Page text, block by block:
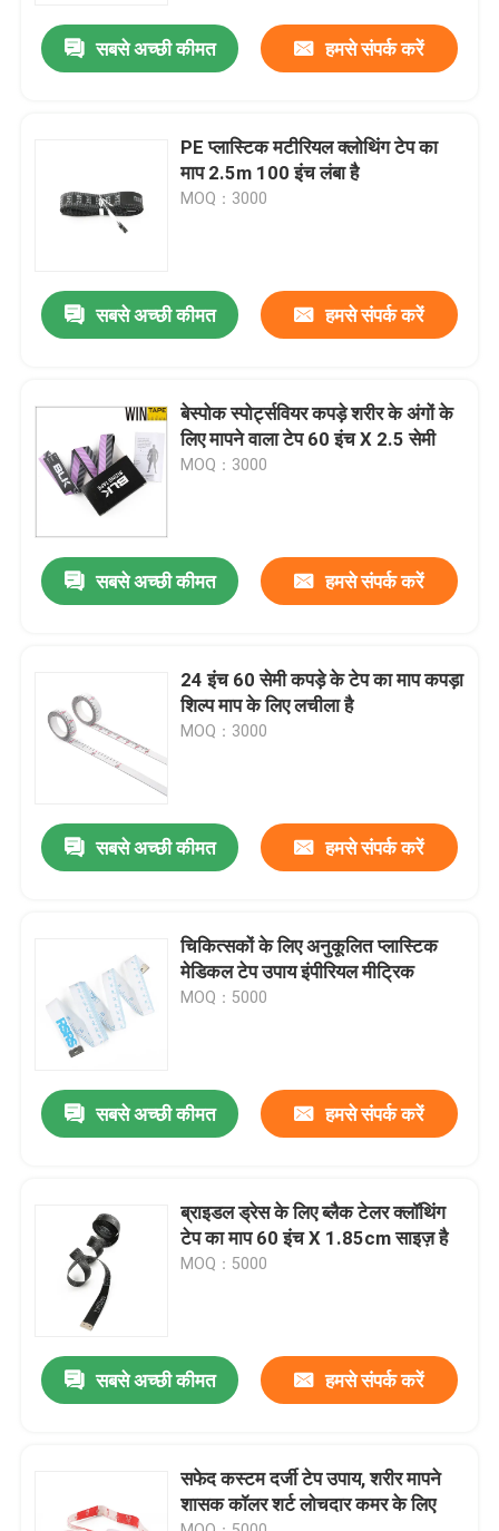
हमारे बारे में
कारखाना भ्रमण
संपर्क करें
एक उद्धरण का अनुरोध करें
वस्त्र टेप उपाय
निजीकृत सिलाई टेप उपाय
सबसे अच्छी कीमत हमसे संपर्क करें
PE प्लास्टिक मटीरियल क्लोथिंग टेप का
माप 2.5m 100 इंच लंबा है
MOQ：3000
सबसे अच्छी कीमत हमसे संपर्क करें
बेस्पोक स्पोर्ट्सवियर कपड़े शरीर के अंगों के
लिए मापने वाला टेप 60 इंच X 2.5 सेमी
MOQ：3000
सबसे अच्छी कीमत हमसे संपर्क करें
24 इंच 60 सेमी कपड़े के टेप का माप कपड़ा
शिल्प माप के लिए लचीला है
MOQ：3000
सबसे अच्छी कीमत हमसे संपर्क करें
चिकित्सकों के लिए अनुकूलित प्लास्टिक
मेडिकल टेप उपाय इंपीरियल मीट्रिक
MOQ：5000
सबसे अच्छी कीमत हमसे संपर्क करें
ब्राइडल ड्रेस के लिए ब्लैक टेलर क्लॉथिंग
टेप का माप 60 इंच X 1.85cm साइज़ है
MOQ：5000
सबसे अच्छी कीमत हमसे संपर्क करें
सफेद कस्टम दर्जी टेप उपाय, शरीर मापने
शासक कॉलर शर्ट लोचदार कमर के लिए